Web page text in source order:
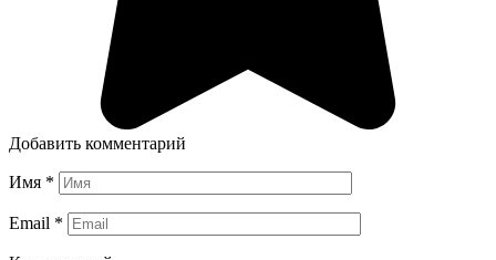
Добавить комментарий
Имя *
Email *